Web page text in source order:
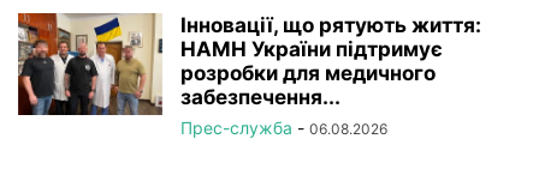
Інновації, що рятують життя:
НАМН України підтримує
розробки для медичного
забезпечення...
Прес-служба - 06.08.2026